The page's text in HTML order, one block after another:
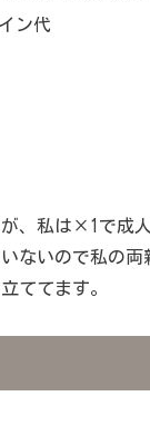
ン代
、私は×1で成
ないので私の
ててます。